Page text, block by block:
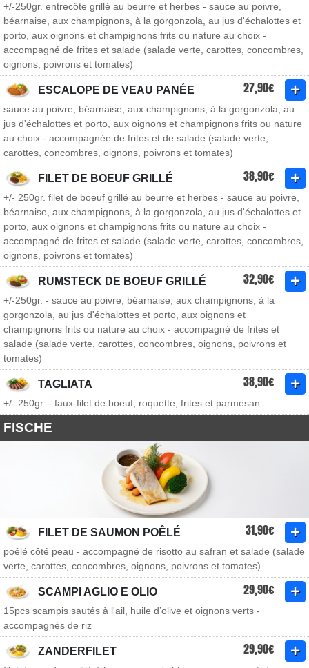
+/-250gr. entrecôte grillé au beurre et herbes - sauce au poivre,
béarnaise, aux champignons, à la gorgonzola, au jus d'échalottes et
porto, aux oignons et champignons frits ou nature au choix -
accompagné de frites et salade (salade verte, carottes, concombres,
oignons, poivrons et tomates)
ESCALOPE DE VEAU PANÉE 27,90€
sauce au poivre, béarnaise, aux champignons, à la gorgonzola, au
jus d'échalottes et porto, aux oignons et champignons frits ou nature
au choix - accompagnée de frites et de salade (salade verte,
carottes, concombres, oignons, poivrons et tomates)
FILET DE BOEUF GRILLÉ 38,90€
+/- 250gr. filet de boeuf grillé au beurre et herbes - sauce au poivre,
béarnaise, aux champignons, à la gorgonzola, au jus d'échalottes et
porto, aux oignons et champignons frits ou nature au choix -
accompagné de frites et salade (salade verte, carottes, concombres,
oignons, poivrons et tomates)
RUMSTECK DE BOEUF GRILLÉ 32,90€
+/-250gr. - sauce au poivre, béarnaise, aux champignons, à la
gorgonzola, au jus d'échalottes et porto, aux oignons et
champignons frits ou nature au choix - accompagné de frites et
salade (salade verte, carottes, concombres, oignons, poivrons et
tomates)
TAGLIATA 38,90€
+/- 250gr. - faux-filet de boeuf, roquette, frites et parmesan
FISCHE
FILET DE SAUMON POÊLÉ 31,90€
poêlé côté peau - accompagné de risotto au safran et salade (salade
verte, carottes, concombres, oignons, poivrons et tomates)
SCAMPI AGLIO E OLIO 29,90€
15pcs scampis sautés à l'ail, huile d’olive et oignons verts -
accompagnés de riz
ZANDERFILET 29,90€